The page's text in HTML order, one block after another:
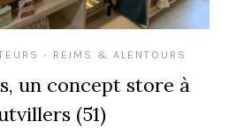
• REIMS & ALENTOURS
un concept store à
(51)